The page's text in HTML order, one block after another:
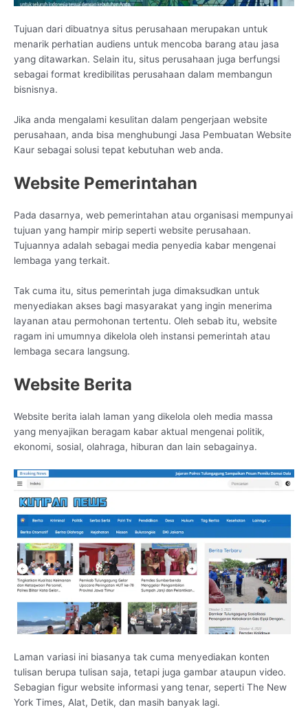
Tujuan dari dibuatnya situs perusahaan merupakan untuk
menarik perhatian audiens untuk mencoba barang atau jasa
yang ditawarkan. Selain itu, situs perusahaan juga berfungsi
sebagai format kredibilitas perusahaan dalam membangun
bisnisnya.
Jika anda mengalami kesulitan dalam pengerjaan website
perusahaan, anda bisa menghubungi Jasa Pembuatan Website
Kaur sebagai solusi tepat kebutuhan web anda.
Website Pemerintahan
Pada dasarnya, web pemerintahan atau organisasi mempunyai
tujuan yang hampir mirip seperti website perusahaan.
Tujuannya adalah sebagai media penyedia kabar mengenai
lembaga yang terkait.
Tak cuma itu, situs pemerintah juga dimaksudkan untuk
menyediakan akses bagi masyarakat yang ingin menerima
layanan atau permohonan tertentu. Oleh sebab itu, website
ragam ini umumnya dikelola oleh instansi pemerintah atau
lembaga secara langsung.
Website Berita
Website berita ialah laman yang dikelola oleh media massa
yang menyajikan beragam kabar aktual mengenai politik,
ekonomi, sosial, olahraga, hiburan dan lain sebagainya.
Laman variasi ini biasanya tak cuma menyediakan konten
tulisan berupa tulisan saja, tetapi juga gambar ataupun video.
Sebagian figur website informasi yang tenar, seperti The New
York Times, Alat, Detik, dan masih banyak lagi.